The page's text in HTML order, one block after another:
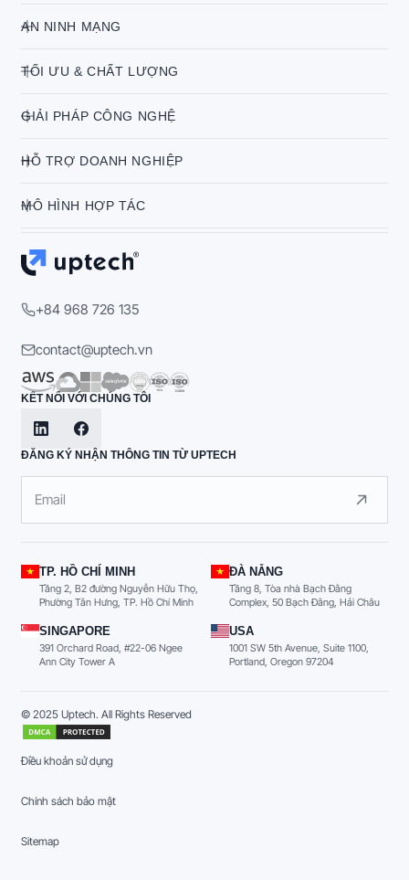
AN NINH MẠNG
TỐI ƯU & CHẤT LƯỢNG
GIẢI PHÁP CÔNG NGHỆ
HỖ TRỢ DOANH NGHIỆP
MÔ HÌNH HỢP TÁC
+84 968 726 135
contact@uptech.vn
KẾT NỐI VỚI CHÚNG TÔI
ĐĂNG KÝ NHẬN THÔNG TIN TỪ UPTECH
TP. HỒ CHÍ MINH
Tầng 2, B2 đường Nguyễn Hữu Thọ,
Phường Tân Hưng, TP. Hồ Chí Minh
ĐÀ NẴNG
Tầng 8, Tòa nhà Bạch Đằng
Complex, 50 Bạch Đằng, Hải Châu
SINGAPORE
391 Orchard Road, #22-06 Ngee
Ann City Tower A
USA
1001 SW 5th Avenue, Suite 1100,
Portland, Oregon 97204
© 2025 Uptech. All Rights Reserved
Điều khoản sử dụng
Chính sách bảo mật
Sitemap